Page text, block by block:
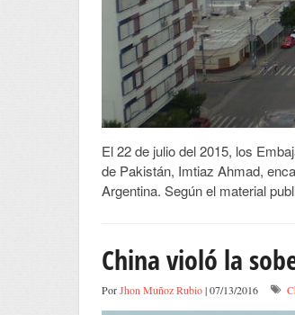
El 22 de julio del 2015, los
de Pakistán, Imtiaz Ahmad,
Argentina. Según el material
China violó la
PorJhon Muñoz Rubio| 07/13/2016